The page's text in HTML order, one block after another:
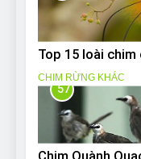
Top 15 loài
CHIM RỪNG KHÁC
57